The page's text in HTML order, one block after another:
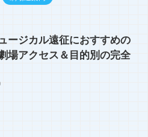
ージカル遠征におすすめの
場アクセス＆目的別の完全